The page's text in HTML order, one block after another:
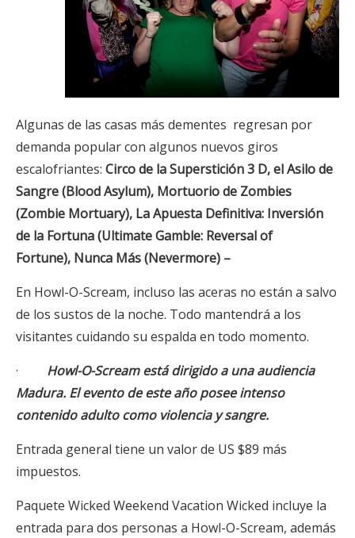
Algunas de las casas más dementes regresan por
demanda popular con algunos nuevos giros
escalofriantes: Circo de la Superstición 3 D, elAsilo de
Sangre (Blood Asylum), Mortuorio de Zombies
(Zombie Mortuary), La Apuesta Definitiva: Inversión
de la Fortuna (Ultimate Gamble: Reversal of
Fortune), Nunca Más (Nevermore) –
En Howl-O-Scream, incluso las aceras no están a salvo
de los sustos de la noche. Todo mantendrá a los
visitantes cuidando su espalda en todo momento.
· Howl-O-Scream está dirigido a una audiencia
Madura. El evento de este año posee intenso
contenido adulto como violencia y sangre.
Entrada general tiene un valor de US $89 más
impuestos.
Paquete Wicked Weekend Vacation Wicked incluye la
entrada para dos personas a Howl-O-Scream, además